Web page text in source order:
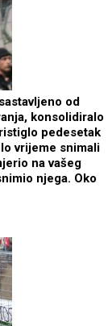
od
konsolidiralo
pedesetak
vrijeme snimali
na vašeg
njega. Oko